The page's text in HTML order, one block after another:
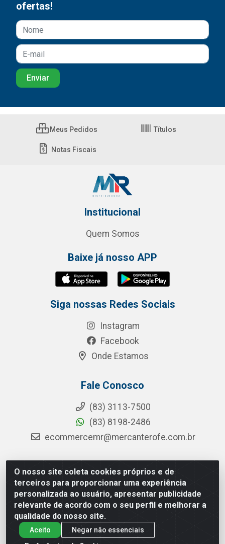
O nosso site coleta cookies próprios e de
terceiros para proporcionar uma experiência
personalizada ao usuário, apresentar publicidade
relevante de acordo com o seu perfil e melhorar a
qualidade do nosso site.
Aceito
Negar não essenciais
ofertas!
Meus Pedidos Títulos
Notas Fiscais
Institucional
Quem Somos
Baixe já nosso APP
Siga nossas Redes Sociais
Instagram
Facebook
Onde Estamos
Fale Conosco
(83) 3113-7500
(83) 8198-2486
ecommercemr@mercanterofe.com.br
MR Distribuidora - Rua Hortêncio Ribeiro de Luna, 3777 -
Distrito Industrial, João Pessoa/PB - CEP 58081-400 -
CNPJ 35.428.312/0001-85